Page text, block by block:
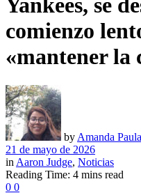
Yankees, se
comienzo
«mantener la
by Amanda Paula
21 de mayo de 2026
in Aaron Judge, Noticias
Reading Time: 4 mins read
0 0